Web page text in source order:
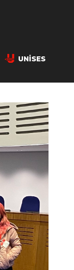
UNISES